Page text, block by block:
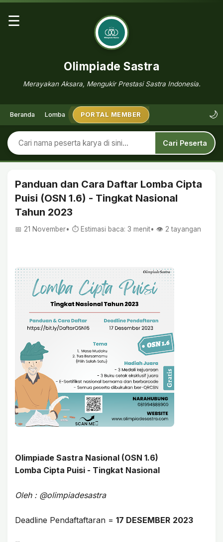
☰
Olimpiade Sastra
Merayakan Aksara, Mengukir Prestasi Sastra Indonesia.
Beranda Lomba PORTAL MEMBER 🌙
Cari Peserta
Panduan dan Cara Daftar Lomba Cipta
Puisi (OSN 1.6) - Tingkat Nasional
Tahun 2023
📅 21 November• ⏱ Estimasi baca: 3 menit• 👁️ 2 tayangan
Olimpiade Sastra Nasional (OSN 1.6)
Lomba Cipta Puisi - Tingkat Nasional
Oleh : @olimpiadesastra
Deadline Pendaftaftaran = 17 DESEMBER 2023